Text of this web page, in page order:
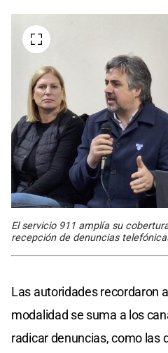
El servicio 911 amplía su
recepción de denuncias
Las autoridades recordaron
modalidad se suma a los
radicar denuncias, como las